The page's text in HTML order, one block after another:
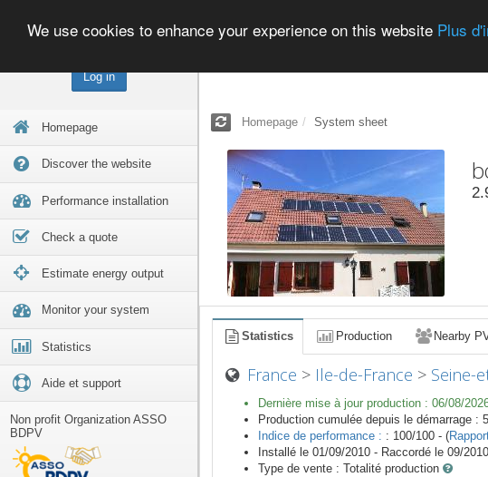
Log in
Homepage
Discover the website
Performance installation
Check a quote
Estimate energy output
Monitor your system
Statistics
Aide et support
Non profit Organization ASSO
BDPV
We use cookies to enhance your experience on this website Plus
Homepage System sheet
Statistics Production Nearby
France > Ile-de-France > Seine-
Dernière mise à jour production : 06/08/
Production cumulée depuis le démarrage :
Indice de performance : : 100/100 - (
Installé le 01/09/2010 - Raccordé le 09/2010
Type de vente : Totalité production